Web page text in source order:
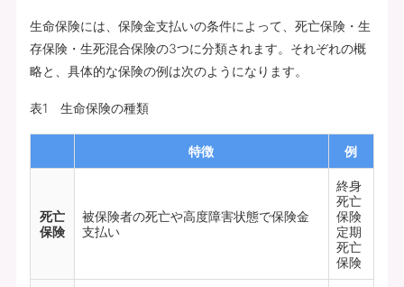
生命保険には、保険金支払いの条件によって、死亡保険・生
存保険・生死混合保険の3つに分類されます。それぞれの概
略と、具体的な保険の例は次のようになります。
表1 生命保険の種類
特徴 例
死亡
保険
被保険者の死亡や高度障害状態で保険金
支払い
終身
死亡
保険
定期
死亡
保険